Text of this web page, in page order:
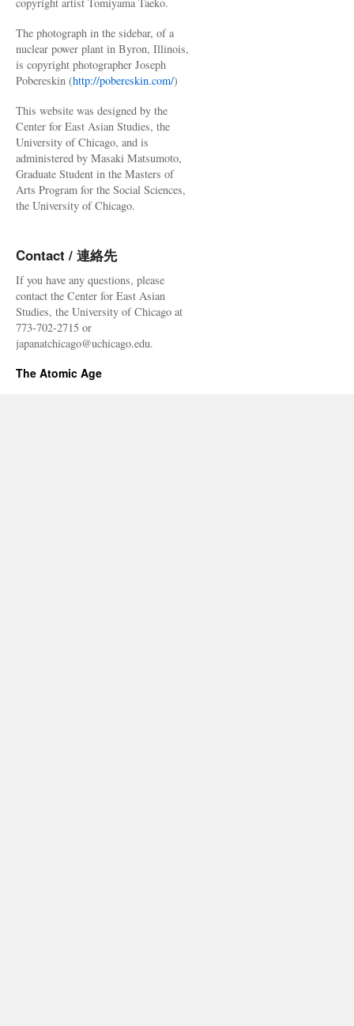
The photograph in the sidebar, of a
nuclear power plant in Byron, Illinois,
is copyright photographer Joseph
Pobereskin (http://pobereskin.com/)
This website was designed by the
Center for East Asian Studies, the
University of Chicago, and is
administered by Masaki Matsumoto,
Graduate Student in the Masters of
Arts Program for the Social Sciences,
the University of Chicago.
Contact / 連絡先
If you have any questions, please
contact the Center for East Asian
Studies, the University of Chicago at
773-702-2715 or
japanatchicago@uchicago.edu.
The Atomic Age